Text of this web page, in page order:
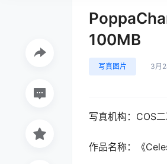
100MB
写真图片 3月
写真机构：COS
作品名称：《